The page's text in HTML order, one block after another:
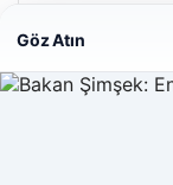
Enes Kaplan
Web sitemizi nasıl
Göz Atın